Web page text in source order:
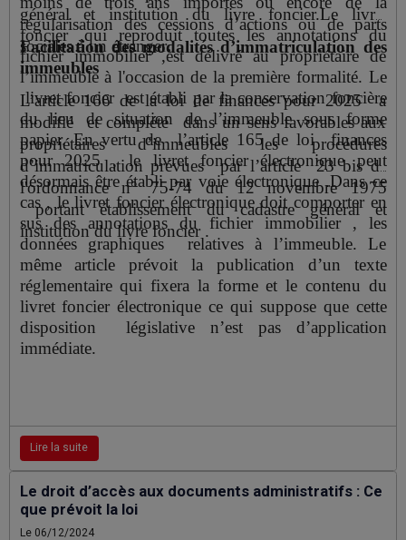
régularisation des cessions d’actions ou de parts
sociales à un étranger.
général et institution du livre foncier.Le livret
foncier ,qui reproduit toutes les annotations du
fichier immobilier ,est délivré au propriétaire de
l’immeuble à l'occasion de la première formalité. Le
livret foncier est établi par la conservation foncière
du lieu de situation de l’immeuble sous forme
papier. En vertu de l’article 165 deloi finances
pour 2025 , le livret foncier électronique peut
désormais être établi par voie électronique .Dans ce
cas , le livret foncier électronique doit comporter en
sus des annotations du fichier immobilier , les
données graphiques relatives à l’immeuble. Le
même article prévoit la publication d’un texte
réglementaire qui fixera la forme et le contenu du
livret foncier électronique ce qui suppose que cette
disposition législative n’est pas d’application
immédiate.
Facilitation des modalités d’immatriculation des
immeubles
L’article 166 de la loi de finances pour 2025 a
modifié et complété dans un sens favorables aux
propriétaires d’immeubles les procédures
d’immatriculation prévues par l’article 23 bis de
l'ordonnance n° 75-74 du 12 novembre 1975
portant établissement du cadastre général et
institution du livre foncier .
Lire la suite
Le droit d’accès aux documents administratifs : Ce
que prévoit la loi
Le 06/12/2024